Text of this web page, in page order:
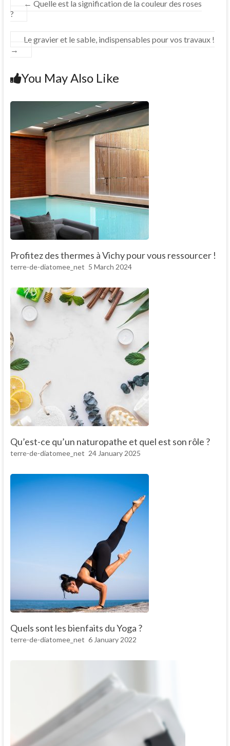
← Quelle est la signification de la couleur des roses
?
Le gravier et le sable, indispensables pour vos travaux !
→
You May Also Like
Profitez des thermes à Vichy pour vous ressourcer !
terre-de-diatomee_net 5 March 2024
Qu’est-ce qu’un naturopathe et quel est son rôle ?
terre-de-diatomee_net 24 January 2025
Quels sont les bienfaits du Yoga ?
terre-de-diatomee_net 6 January 2022